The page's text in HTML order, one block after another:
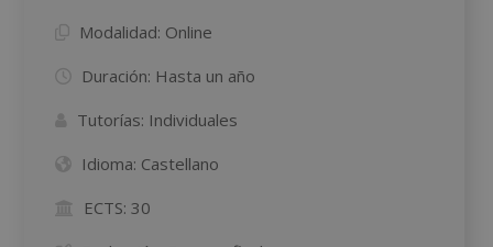
Modalidad: Online
Duración: Hasta un año
Tutorías: Individuales
Idioma: Castellano
ECTS: 30